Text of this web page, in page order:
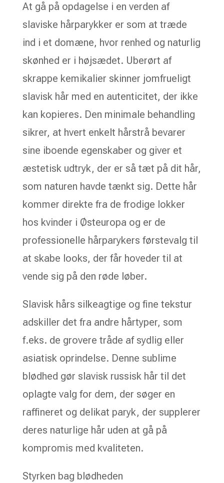
At gå på opdagelse i en verden af
slaviske hårparykker er som at træde
ind i et domæne, hvor renhed og naturlig
skønhed er i højsædet. Uberørt af
skrappe kemikalier skinner jomfrueligt
slavisk hår med en autenticitet, der ikke
kan kopieres. Den minimale behandling
sikrer, at hvert enkelt hårstrå bevarer
sine iboende egenskaber og giver et
æstetisk udtryk, der er så tæt på dit hår,
som naturen havde tænkt sig. Dette hår
kommer direkte fra de frodige lokker
hos kvinder i Østeuropa og er de
professionelle hårparykers førstevalg til
at skabe looks, der får hoveder til at
vende sig på den røde løber.
Slavisk hårs silkeagtige og fine tekstur
adskiller det fra andre hårtyper, som
f.eks. de grovere tråde af sydlig eller
asiatisk oprindelse. Denne sublime
blødhed gør slavisk russisk hår til det
oplagte valg for dem, der søger en
raffineret og delikat paryk, der supplerer
deres naturlige hår uden at gå på
kompromis med kvaliteten.
Styrken bag blødheden